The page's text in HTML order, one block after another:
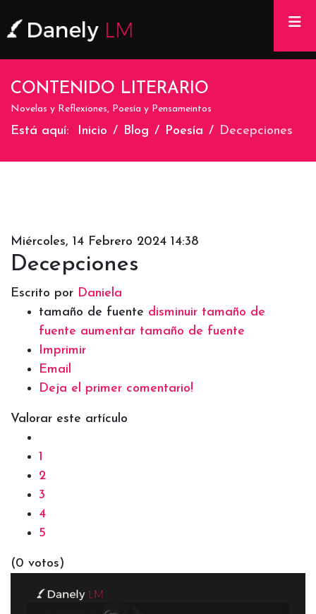
CONTENIDO LITERARIO
Novelas y Reflexiones, Poesía y Pensameintos
Está aquí: Inicio Blog Poesía Decepciones
Miércoles, 14 Febrero 2024 14:38
Decepciones
Escrito por Daniela
tamaño de fuente disminuir tamaño de
fuente aumentar tamaño de fuente
Imprimir
Email
Deja el primer comentario!
Valorar este artículo
1
2
3
4
5
(0 votos)